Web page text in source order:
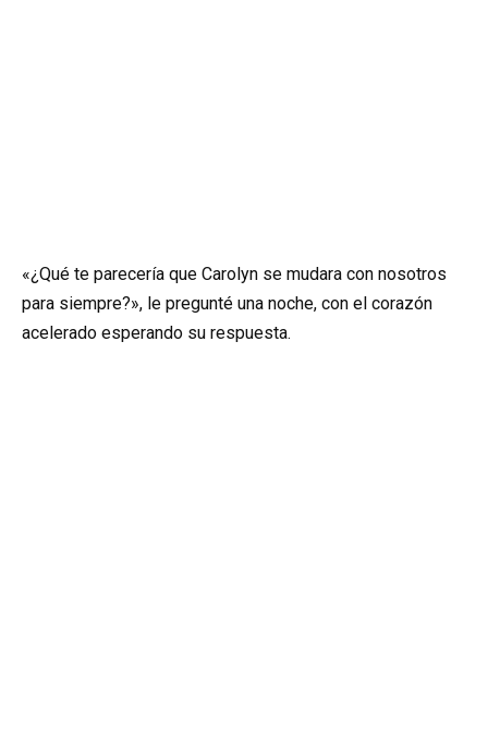
«¿Qué te parecería que Carolyn se mudara con nosotros
para siempre?», le pregunté una noche, con el corazón
acelerado esperando su respuesta.